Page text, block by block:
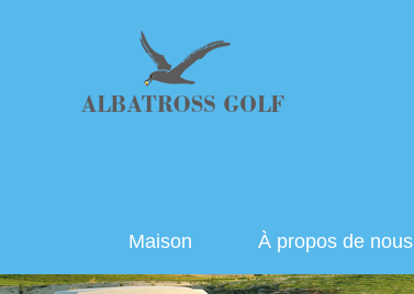
Maison À propos de nous